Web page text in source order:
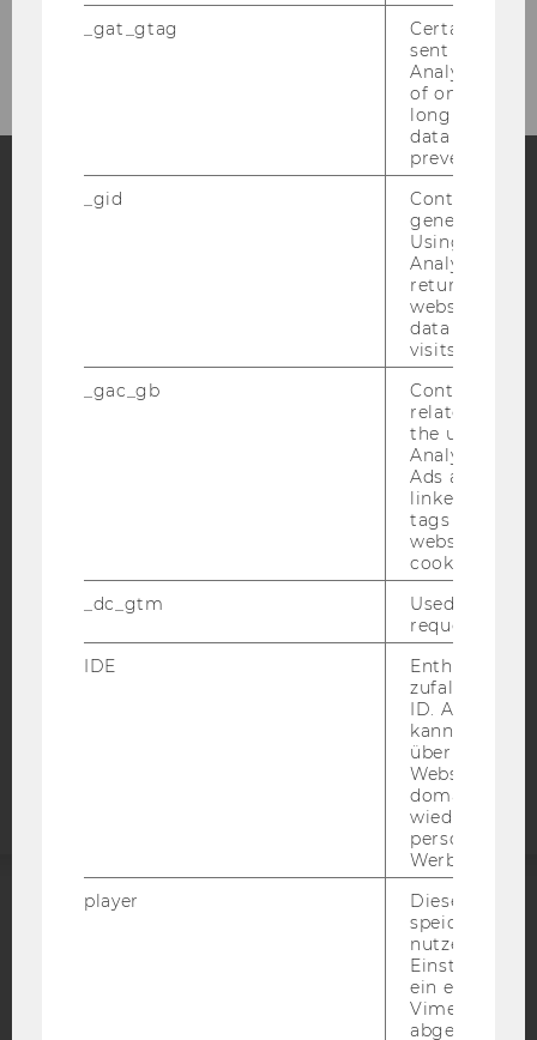
Blog
Bluesky
BARRIEREFREIHEITSERKLÄRUNG WEBSEITE
DATENSCHUTZERKLÄRUNG SOCIAL MEDIA
DATENSCHUTZERKLÄRUNG
STUDIENBEWERBER*INNEN UND STUDIERENDE
Barrierefreiheitserklärung
_gat_gtag
Certain data
sent to
Analytics a
of once per
long as it is
data
prevented.
_gid
Contains a
generated
Using this
Analytics can
returning
website and
data from
visits.
_gac_gb
Contains
related
the user. If
Analytics and
Ads accounts
linked, the
tags on the
website read
cookie.
_dc_gtm
Used to
request rate.
IDE
Enthält eine
ID. Anhand
kann Google
über
Websites
Werbung
player
Dieses Cookie
speichert
ein
Vimeo-Video
abgespielt